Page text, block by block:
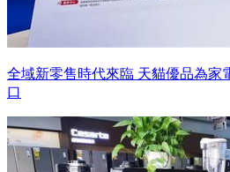
全域新零售時代來臨 天貓優品為家
口